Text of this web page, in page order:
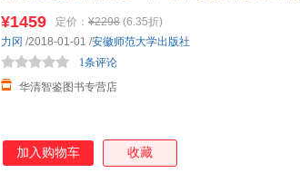
¥1459 定价： ¥2298 (6.35折)
华清智鉴图书专营店
1条评论
力冈 /2018-01-01 /安徽师范大学出版社
加入购物车 收藏